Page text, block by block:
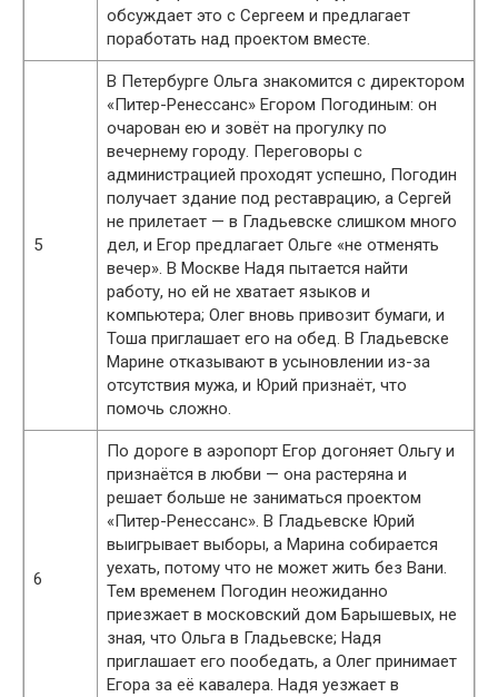
обсуждает это с Сергеем и предлагает
поработать над проектом вместе.
5
В Петербурге Ольга знакомится с директором
«Питер-Ренессанс» Егором Погодиным: он
очарован ею и зовёт на прогулку по
вечернему городу. Переговоры с
администрацией проходят успешно, Погодин
получает здание под реставрацию, а Сергей
не прилетает — в Гладьевске слишком много
дел, и Егор предлагает Ольге «не отменять
вечер». В Москве Надя пытается найти
работу, но ей не хватает языков и
компьютера; Олег вновь привозит бумаги, и
Тоша приглашает его на обед. В Гладьевске
Марине отказывают в усыновлении из-за
отсутствия мужа, и Юрий признаёт, что
помочь сложно.
6
По дороге в аэропорт Егор догоняет Ольгу и
признаётся в любви — она растеряна и
решает больше не заниматься проектом
«Питер-Ренессанс». В Гладьевске Юрий
выигрывает выборы, а Марина собирается
уехать, потому что не может жить без Вани.
Тем временем Погодин неожиданно
приезжает в московский дом Барышевых, не
зная, что Ольга в Гладьевске; Надя
приглашает его пообедать, а Олег принимает
Егора за её кавалера. Надя уезжает в